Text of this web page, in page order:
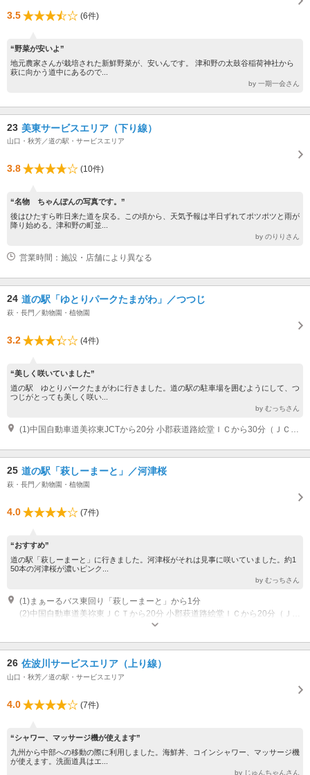
3.5 (6件)
“野菜が安いよ”
地元農家さんが栽培された新鮮野菜が、安いんです。 津和野の太鼓谷稲荷神社から
萩に向かう道中にあるので...
by 一期一会さん
23 美東サービスエリア（下り線）
山口・秋芳／道の駅・サービスエリア
3.8 (10件)
“名物 ちゃんぽんの写真です。”
後はひたすら昨日来た道を戻る。この頃から、天気予報は半日ずれてポツポツと雨が
降り始める。津和野の町並...
by のりりさん
営業時間：施設・店舗により異なる
24 道の駅「ゆとりパークたまがわ」／つつじ
萩・長門／動物園・植物園
3.2 (4件)
“美しく咲いていました”
道の駅 ゆとりパークたまがわに行きました。道の駅の駐車場を囲むようにして、つ
つじがとっても美しく咲い...
by むっちさん
(1)中国自動車道美祢東JCTから20分 小郡萩道路絵堂ＩＣから30分（ＪＣＴと繋がっている小郡萩道路利用で萩市へ） 国道191号線から50分
25 道の駅「萩しーまーと」／河津桜
萩・長門／動物園・植物園
4.0 (7件)
“おすすめ”
道の駅「萩しーまーと」に行きました。河津桜がそれは見事に咲いていました。約1
50本の河津桜が濃いピンク...
by むっちさん
(1)まぁーるバス東回り「萩しーまーと」から1分
26 佐波川サービスエリア（上り線）
山口・秋芳／道の駅・サービスエリア
4.0 (7件)
“シャワー、マッサージ機が使えます”
九州から中部への移動の際に利用しました。海鮮丼、コインシャワー、マッサージ機
が使えます。洗面道具はエ...
by じゅんちゃんさん